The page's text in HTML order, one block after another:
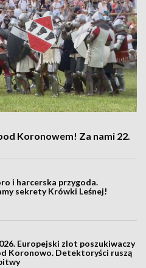
Koronowem! Za nami 22.
i harcerska przygoda.
sekrety Krówki Leśnej!
Europejski zlot poszukiwaczy
Koronowo. Detektoryści ruszą